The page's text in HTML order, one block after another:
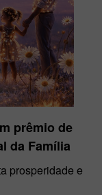
prêmio de
da Família
prosperidade e